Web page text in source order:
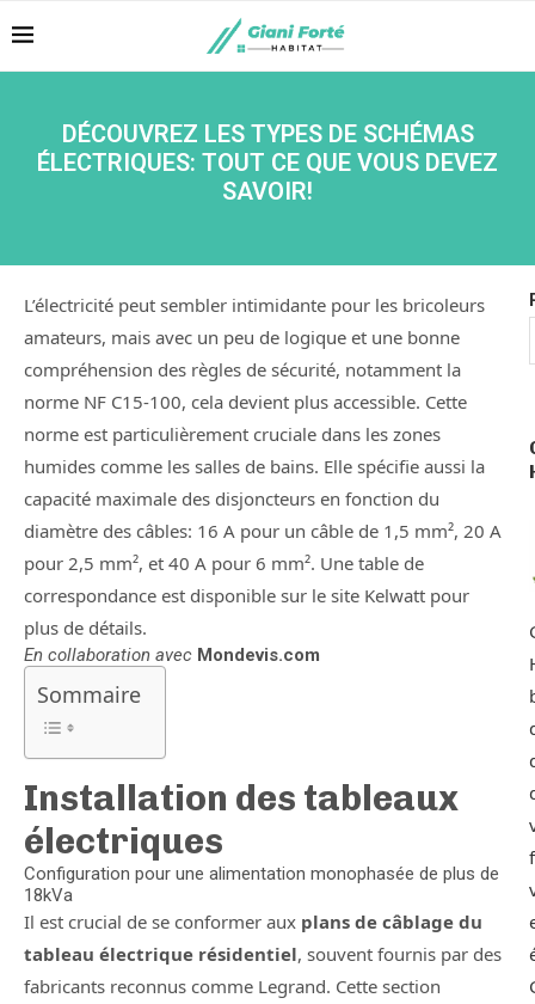
DÉCOUVREZ LES TYPES DE SCHÉMAS
ÉLECTRIQUES: TOUT CE QUE VOUS DEVEZ
SAVOIR!
L’électricité peut sembler intimidante pour les bricoleurs
amateurs, mais avec un peu de logique et une bonne
compréhension des règles de sécurité, notamment la
norme NF C15-100, cela devient plus accessible. Cette
norme est particulièrement cruciale dans les zones
humides comme les salles de bains. Elle spécifie aussi la
capacité maximale des disjoncteurs en fonction du
diamètre des câbles: 16 A pour un câble de 1,5 mm², 20 A
pour 2,5 mm², et 40 A pour 6 mm². Une table de
correspondance est disponible sur le site Kelwatt pour
plus de détails.
En collaboration avec Mondevis.com
Sommaire
Installation des tableaux
électriques
Configuration pour une alimentation monophasée de plus de
18kVa
Il est crucial de se conformer aux plans de câblage du
tableau électrique résidentiel, souvent fournis par des
fabricants reconnus comme Legrand. Cette section